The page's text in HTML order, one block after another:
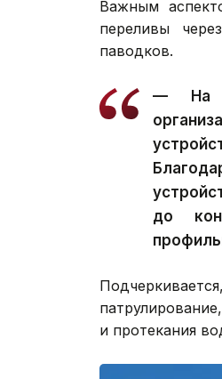
Важным
переливы
паводков.
— На
до
и протекания